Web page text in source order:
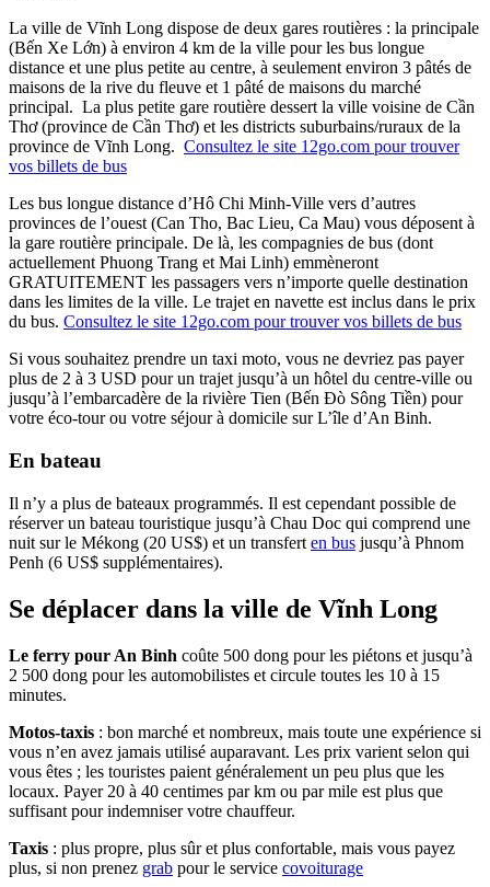
La ville de Vĩnh Long dispose de deux gares routières : la principale
(Bến Xe Lớn) à environ 4 km de la ville pour les bus longue
distance et une plus petite au centre, à seulement environ 3 pâtés de
maisons de la rive du fleuve et 1 pâté de maisons du marché
principal. La plus petite gare routière dessert la ville voisine de Cần
Thơ (province de Cần Thơ) et les districts suburbains/ruraux de la
province de Vĩnh Long. Consultez le site 12go.com pour trouver
vos billets de bus
Les bus longue distance d’Hô Chi Minh-Ville vers d’autres
provinces de l’ouest (Can Tho, Bac Lieu, Ca Mau) vous déposent à
la gare routière principale. De là, les compagnies de bus (dont
actuellement Phuong Trang et Mai Linh) emmèneront
GRATUITEMENT les passagers vers n’importe quelle destination
dans les limites de la ville. Le trajet en navette est inclus dans le prix
du bus. Consultez le site 12go.com pour trouver vos billets de bus
Si vous souhaitez prendre un taxi moto, vous ne devriez pas payer
plus de 2 à 3 USD pour un trajet jusqu’à un hôtel du centre-ville ou
jusqu’à l’embarcadère de la rivière Tien (Bến Đò Sông Tiền) pour
votre éco-tour ou votre séjour à domicile sur L’île d’An Binh.
En bateau
Il n’y a plus de bateaux programmés. Il est cependant possible de
réserver un bateau touristique jusqu’à Chau Doc qui comprend une
nuit sur le Mékong (20 US$) et un transfert en bus jusqu’à Phnom
Penh (6 US$ supplémentaires).
Se déplacer dans la ville de Vĩnh Long
Le ferry pour An Binh coûte 500 dong pour les piétons et jusqu’à
2 500 dong pour les automobilistes et circule toutes les 10 à 15
minutes.
Motos-taxis : bon marché et nombreux, mais toute une expérience si
vous n’en avez jamais utilisé auparavant. Les prix varient selon qui
vous êtes ; les touristes paient généralement un peu plus que les
locaux. Payer 20 à 40 centimes par km ou par mile est plus que
suffisant pour indemniser votre chauffeur.
Taxis : plus propre, plus sûr et plus confortable, mais vous payez
plus, si non prenez grab pour le service covoiturage